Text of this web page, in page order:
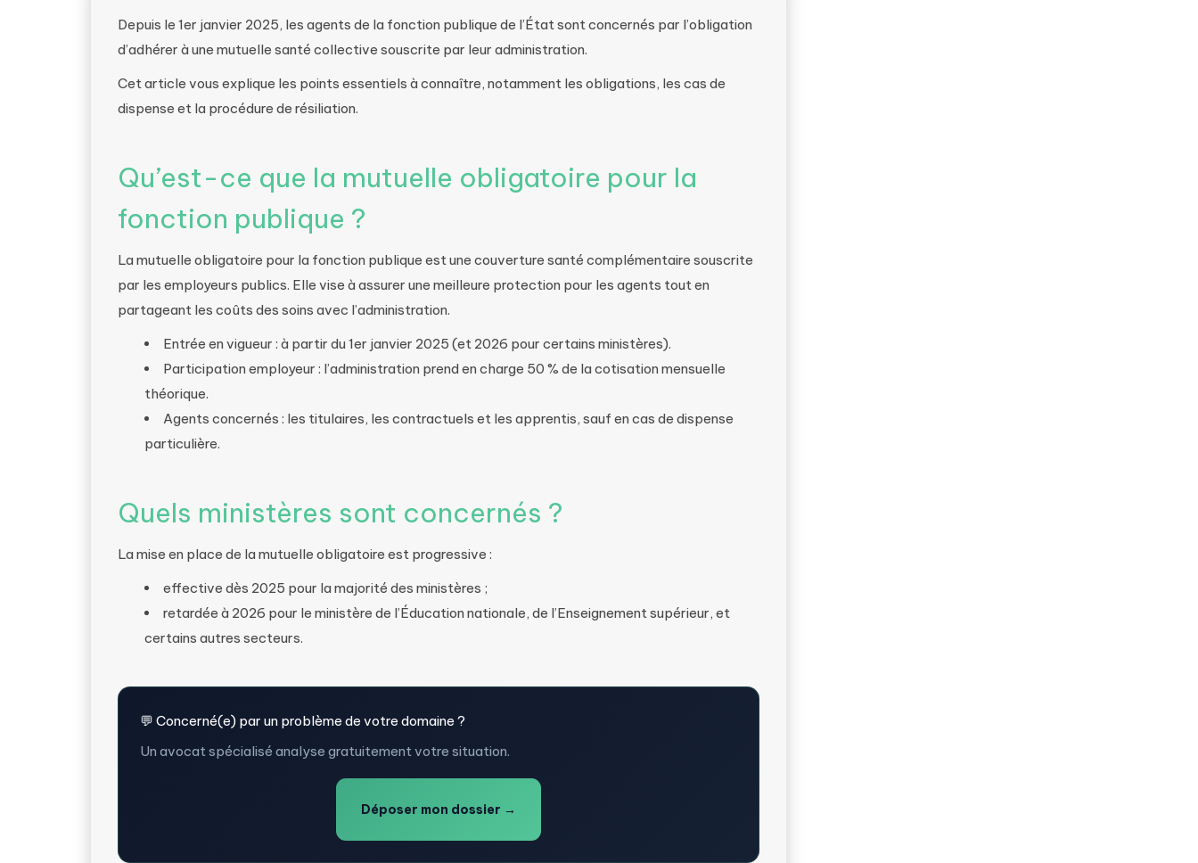
Depuis le 1er janvier 2025, les agents de la fonction publique de l’État sont concernés par l’obligation
d’adhérer à une mutuelle santé collective souscrite par leur administration.
Cet article vous explique les points essentiels à connaître, notamment les obligations, les cas de
dispense et la procédure de résiliation.
Qu’est-ce que la mutuelle obligatoire pour la
fonction publique ?
La mutuelle obligatoire pour la fonction publique est une couverture santé complémentaire souscrite
par les employeurs publics. Elle vise à assurer une meilleure protection pour les agents tout en
partageant les coûts des soins avec l’administration.
Entrée en vigueur : à partir du 1er janvier 2025 (et 2026 pour certains ministères).
Participation employeur : l’administration prend en charge 50 % de la cotisation mensuelle
théorique.
Agents concernés : les titulaires, les contractuels et les apprentis, sauf en cas de dispense
particulière.
Quels ministères sont concernés ?
La mise en place de la mutuelle obligatoire est progressive :
effective dès 2025 pour la majorité des ministères ;
retardée à 2026 pour le ministère de l’Éducation nationale, de l’Enseignement supérieur, et
certains autres secteurs.
💬 Concerné(e) par un problème de votre domaine ?
Un avocat spécialisé analyse gratuitement votre situation.
Déposer mon dossier →